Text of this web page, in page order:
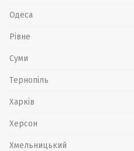
Одеса
Рівне
Суми
Тернопіль
Харків
Херсон
Хмельницький